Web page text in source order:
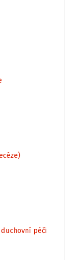
péči